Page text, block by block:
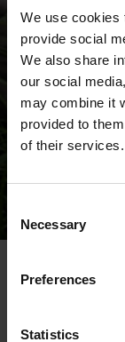
We use cookies
provide social
We also share
our social
may combine it
provided to
of their services.
Selection
Necessary
Preferences
Statistics
« Tiedotteet